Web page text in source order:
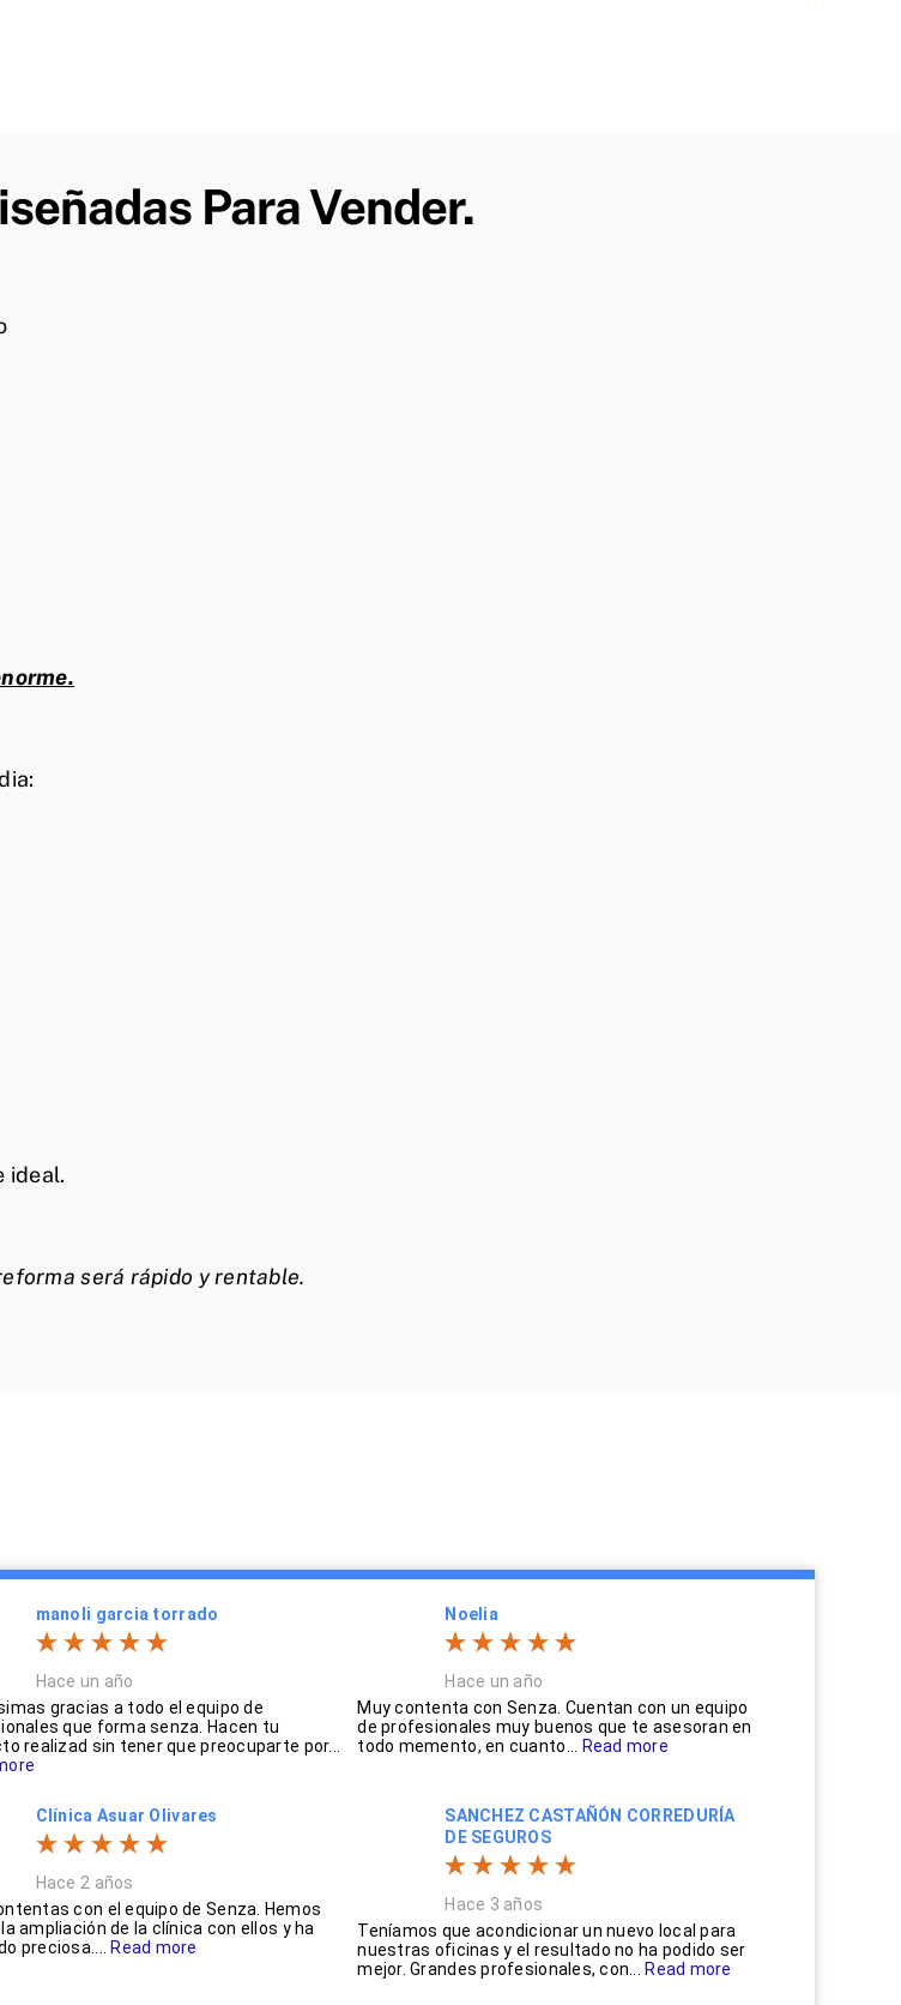
Para Vender.
ideal.
será rápido y rentable.
manoli garcia torrado
Hace un año
gracias a todo el equipo de
que forma senza. Hacen tu
realizad sin tener que preocuparte por...
Noelia
Hace un año
Muy contenta con Senza. Cuentan con un equipo
de profesionales muy buenos que te asesoran en
todo memento, en cuanto...
Read more
Clínica Asuar Olivares
Hace 2 años
con el equipo de Senza. Hemos
ampliación de la clínica con ellos y ha
preciosa....
Read more
SANCHEZ CASTAÑÓN CORREDURÍA
DE SEGUROS
Hace 3 años
Teníamos que acondicionar un nuevo local para
nuestras oficinas y el resultado no ha podido ser
mejor. Grandes profesionales, con...
Read more